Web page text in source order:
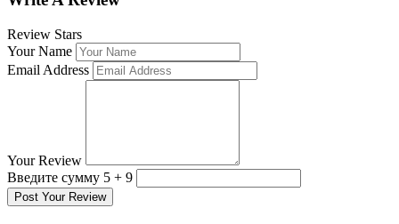
Review Stars
Your Name
Email Address
Your Review
Введите сумму 5 + 9
Post Your Review